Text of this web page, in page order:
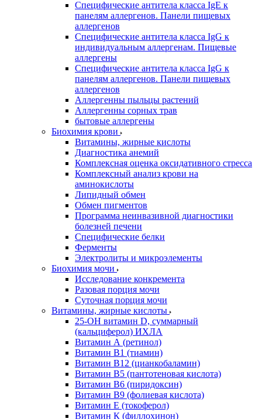
Специфические антитела класса IgE к
панелям аллергенов. Панели пищевых
аллергенов
Специфические антитела класса IgG к
индивидуальным аллергенам. Пищевые
аллергены
Специфические антитела класса IgG к
панелям аллергенов. Панели пищевых
аллергенов
Аллергенны пыльцы растений
Аллергенны сорных трав
бытовые аллергены
Биохимия крови
Витамины, жирные кислоты
Диагностика анемий
Комплексная оценка оксидативного стресса
Комплексный анализ крови на
аминокислоты
Липидный обмен
Обмен пигментов
Программа неинвазивной диагностики
болезней печени
Специфические белки
Ферменты
Электролиты и микроэлементы
Биохимия мочи
Исследование конкремента
Разовая порция мочи
Суточная порция мочи
Витамины, жирные кислоты
25-OH витамин D, суммарный
(кальциферол) ИХЛА
Витамин А (ретинол)
Витамин В1 (тиамин)
Витамин В12 (цианкобаламин)
Витамин В5 (пантотеновая кислота)
Витамин В6 (пиридоксин)
Витамин В9 (фолиевая кислота)
Витамин Е (токоферол)
Витамин К (филлохинон)